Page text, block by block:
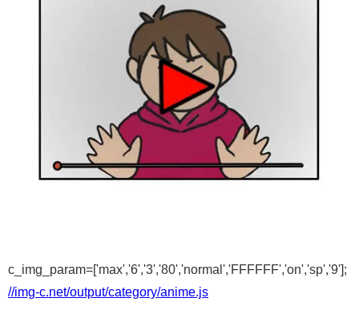
c_img_param=['max','6','3','80','normal','FFFFFF','on','sp','9'];
//img-c.net/output/category/anime.js